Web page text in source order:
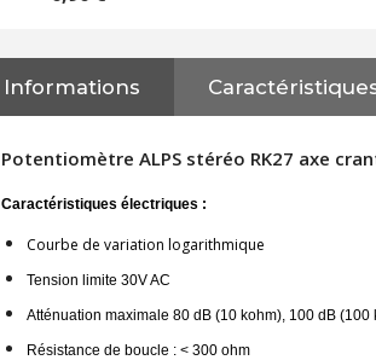
NEUTRIK NC3FXX Connecteur
XLR Femelle 3 Pôles...
4,30 € 4,95 €
[GRADE B] DAYTON AUDIO
149,00 €179,90 €
Amplificateur Intégré...
579,00 €649,00 €
Informations
Potentiomètre ALPS stéréo RK27 axe
Caractéristiques électriques :
Courbe de variation logarithmique
Tension limite 30V AC
Atténuation maximale 80 dB (10 kohm), 100 dB (100
Résistance de boucle : < 300 ohm